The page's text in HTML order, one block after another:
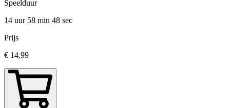
Speelduur
14 uur 58 min 48 sec
Prijs
€ 14,99